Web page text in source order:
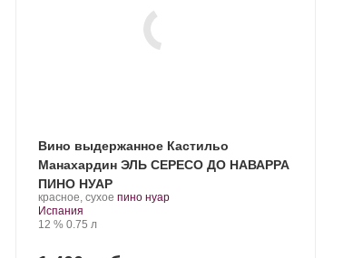
Вино выдержанное Кастильо
Манахардин ЭЛЬ СЕРЕСО ДО НАВАРРА
ПИНО НУАР
красное, сухое .пино нуар.
Регион:
Испания
Крепость
12 %. Объем
0.75 л